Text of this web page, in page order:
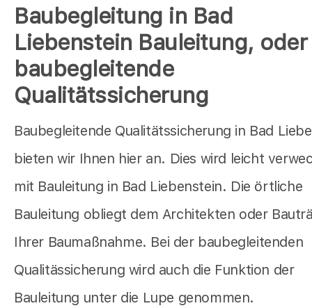
Baubegleitung in Bad
Liebenstein Bauleitung, oder
baubegleitende
Qualitätssicherung
Baubegleitende Qualitätssicherung in Bad
bieten wir Ihnen hier an. Dies wird leicht
mit Bauleitung in Bad Liebenstein. Die örtliche
Bauleitung obliegt dem Architekten oder
Ihrer Baumaßnahme. Bei der baubegleitenden
Qualitässicherung wird auch die Funktion der
Bauleitung unter die Lupe genommen.